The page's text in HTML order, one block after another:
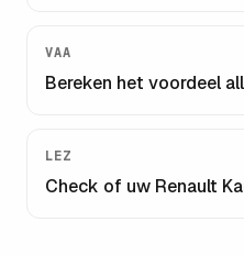
VAA
Bereken het voordeel
LEZ
Check of uw Renault